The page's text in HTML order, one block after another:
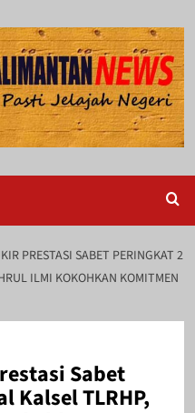
PRESTASI SABET PERINGKAT 2
ILMI KOKOHKAN KOMITMEN
Sabet
Kalsel TLRHP,